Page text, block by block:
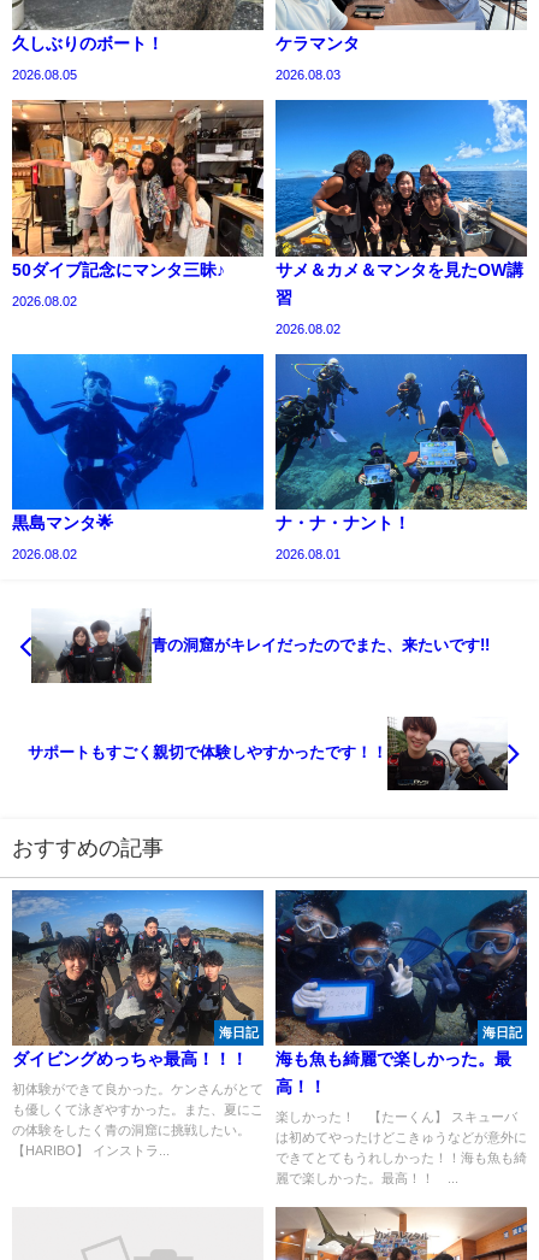
久しぶりのボート！
2026.08.05
ケラマンタ
2026.08.03
50ダイブ記念にマンタ三昧♪
2026.08.02
サメ＆カメ＆マンタを見たOW講
習
2026.08.02
黒島マンタ🌟
2026.08.02
ナ・ナ・ナント！
2026.08.01
青の洞窟がキレイだったのでまた、来たいです!!
サポートもすごく親切で体験しやすかったです！！
おすすめの記事
海日記
ダイビングめっちゃ最高！！！
初体験ができて良かった。ケンさんがとて
も優しくて泳ぎやすかった。また、夏にこ
の体験をしたく青の洞窟に挑戦したい。
【HARIBO】 インストラ...
海日記
海も魚も綺麗で楽しかった。最
高！！
楽しかった！ 【たーくん】 スキューバ
は初めてやったけどこきゅうなどが意外に
できてとてもうれしかった！！海も魚も綺
麗で楽しかった。最高！！ ...